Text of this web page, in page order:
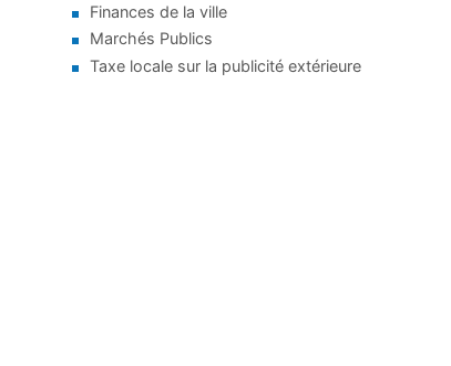
Finances de la ville
Marchés Publics
Taxe locale sur la publicité extérieure